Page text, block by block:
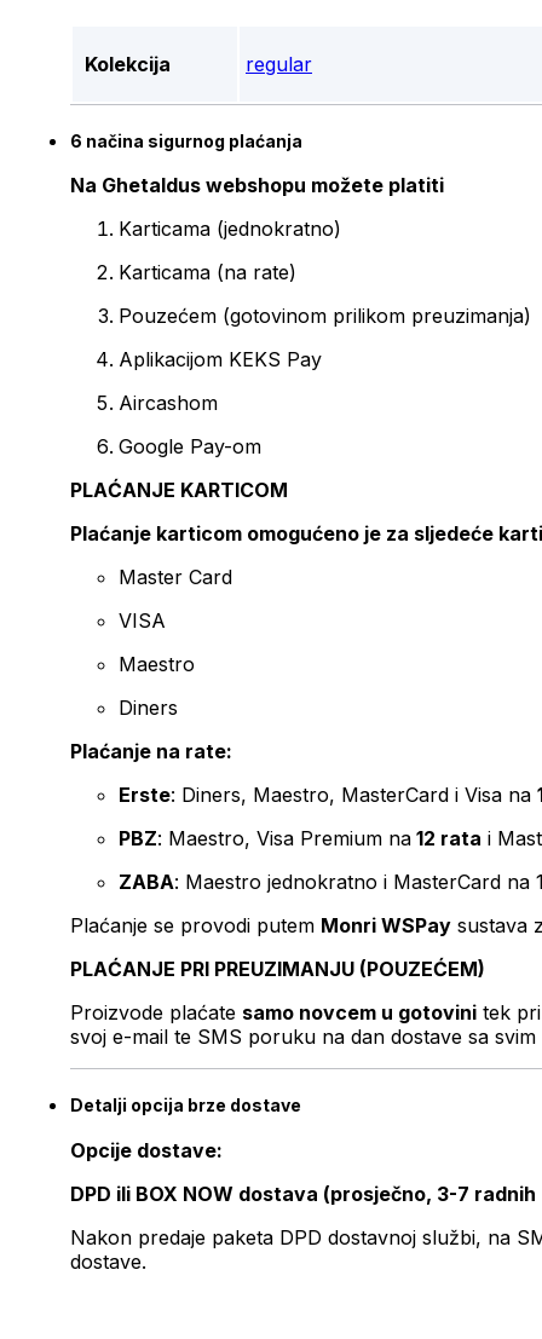
Kolekcija regular
6 načina sigurnog plaćanja
Na Ghetaldus webshopu možete platiti
Karticama (jednokratno)
Karticama (na rate)
Pouzećem (gotovinom prilikom preuzimanja)
Aplikacijom KEKS Pay
Aircashom
Google Pay-om
PLAĆANJE KARTICOM
Plaćanje karticom omogućeno je za sljedeće
Master Card
VISA
Maestro
Diners
Plaćanje na rate:
Erste: Diners, Maestro, MasterCard i Visa na
PBZ: Maestro, Visa Premium na 12 rata i
ZABA: Maestro jednokratno i MasterCard na
Plaćanje se provodi putem Monri WSPay sustava
PLAĆANJE PRI PREUZIMANJU (POUZEĆEM)
Proizvode plaćate samo novcem u gotovini tek
svoj e-mail te SMS poruku na dan dostave sa svim
Detalji opcija brze dostave
Opcije dostave:
DPD ili BOX NOW dostava (prosječno, 3-7 radnih
Nakon predaje paketa DPD dostavnoj službi, na
dostave.